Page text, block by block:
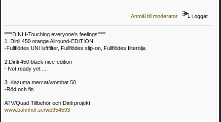
Anmäl till moderator Loggat
""""DINLI-Touching everyone’s feelings""""
1. Dinli 450 orange Allround-EDITION
-Fullflödes UNI luftfilter, Fullflödes slip-on, Fullflödes filterolja
2.Dinli 450 black nice-edition
- Not ready yet ....
3. Kazuma mercat/wombat 50.
-Röd och fin
ATV/Quad Tillbehör och Dinli projekt
www.bahnhof.se/wb954593